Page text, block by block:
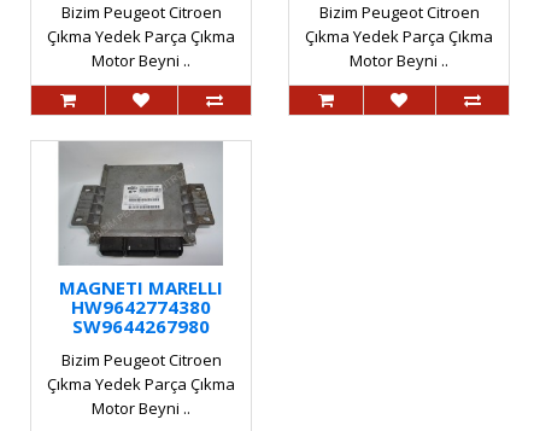
Bizim Peugeot Citroen
Çıkma Yedek Parça Çıkma
Motor Beyni ..
Bizim Peugeot Citroen
Çıkma Yedek Parça Çıkma
Motor Beyni ..
MAGNETI MARELLI
HW9642774380
SW9644267980
Bizim Peugeot Citroen
Çıkma Yedek Parça Çıkma
Motor Beyni ..